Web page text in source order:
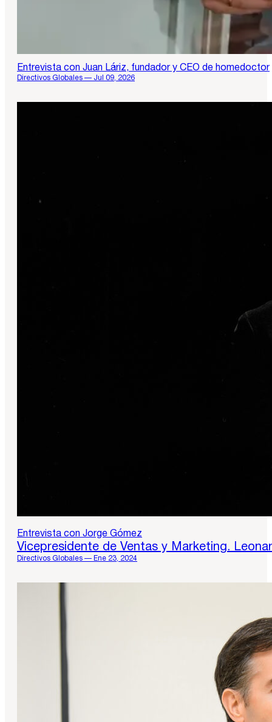
Entrevista con Juan Láriz, fundador y CEO de homedoctor
Directivos Globales — Jul 09, 2026
Entrevista con Jorge Gómez
Vicepresidente de Ventas y Marketing.
Directivos Globales — Ene 23, 2024